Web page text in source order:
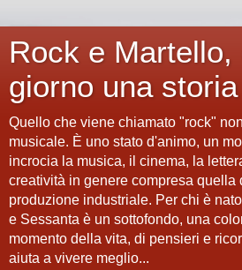
Rock e Martello,
giorno una
Quello che viene chiamato "rock"
musicale. È uno stato d'animo, un
incrocia la musica, il cinema, la
creatività in genere compresa quella
produzione industriale. Per chi è
e Sessanta è un sottofondo, una
momento della vita, di pensieri e
aiuta a vivere meglio...